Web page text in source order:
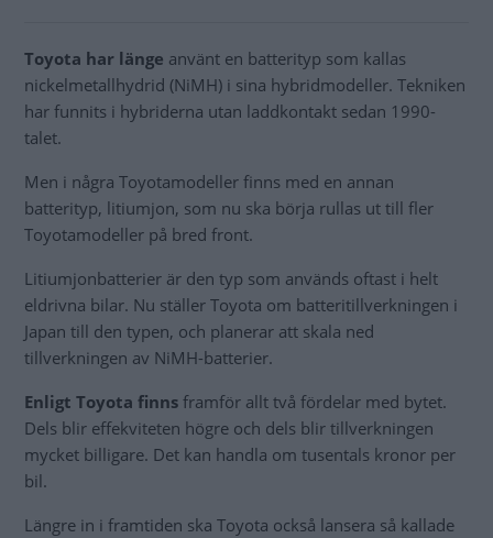
Toyota har länge använt en batterityp som kallas
nickelmetallhydrid (NiMH) i sina hybridmodeller. Tekniken
har funnits i hybriderna utan laddkontakt sedan 1990-
talet.
Men i några Toyotamodeller finns med en annan
batterityp, litiumjon, som nu ska börja rullas ut till fler
Toyotamodeller på bred front.
Litiumjonbatterier är den typ som används oftast i helt
eldrivna bilar. Nu ställer Toyota om batteritillverkningen i
Japan till den typen, och planerar att skala ned
tillverkningen av NiMH-batterier.
Enligt Toyota finns framför allt två fördelar med bytet.
Dels blir effekviteten högre och dels blir tillverkningen
mycket billigare. Det kan handla om tusentals kronor per
bil.
Längre in i framtiden ska Toyota också lansera så kallade